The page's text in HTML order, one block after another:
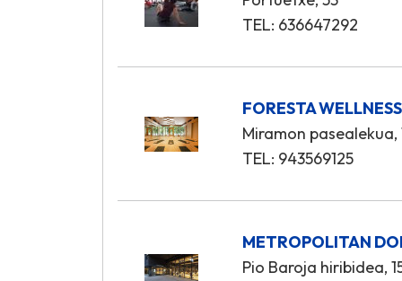
TEL: 636647292
FORESTA
Miramon pasealekua,
TEL: 943569125
METROPOLITAN
Pio Baroja hiribidea,